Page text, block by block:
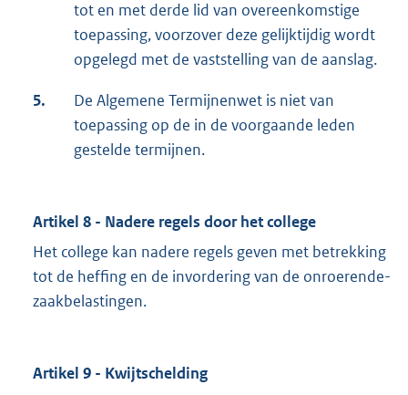
tot en met derde lid van overeenkomstige
toepassing, voorzover deze gelijktijdig wordt
opgelegd met de vaststelling van de aanslag.
5.
De Algemene Termijnenwet is niet van
toepassing op de in de voorgaande leden
gestelde termijnen.
Artikel 8 - Nadere regels door het college
Het college kan nadere regels geven met betrekking
tot de heffing en de invordering van de onroerende-
zaakbelastingen.
Artikel 9 - Kwijtschelding